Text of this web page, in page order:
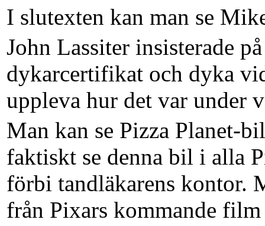
I slutexten kan man se
John Lassiter insisterade
dykarcertifikat och dyka
uppleva hur det var under
Man kan se Pizza Planet-
faktiskt se denna bil i alla
förbi tandläkarens kontor.
från Pixars kommande film